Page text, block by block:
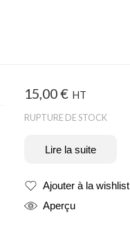
15,00€ HT
RUPTURE DE STOCK
Lire la suite
Ajouter à la wishlist
Produit ajouté
Aperçu